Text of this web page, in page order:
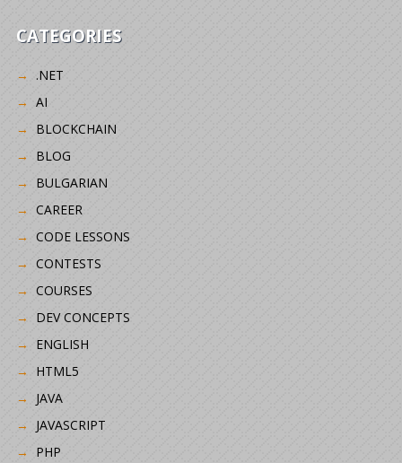
CATEGORIES
.NET
AI
BLOCKCHAIN
BLOG
BULGARIAN
CAREER
CODE LESSONS
CONTESTS
COURSES
DEV CONCEPTS
ENGLISH
HTML5
JAVA
JAVASCRIPT
PHP